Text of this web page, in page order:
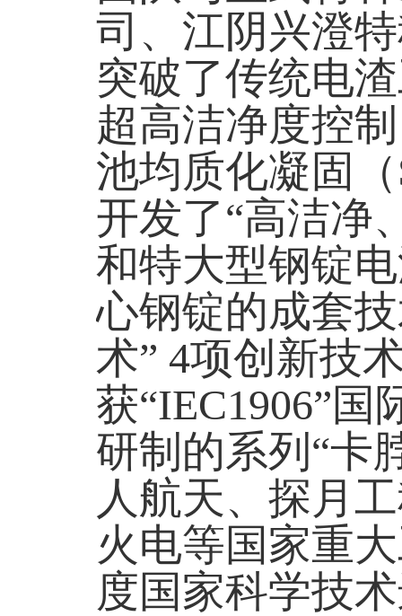
司、江阴兴澄
突破了传统电
超高洁净度控
池均质化凝固（
开发了“高洁净
和特大型钢锭
心钢锭的成套
术” 4项创新技
获“IEC1906”国
研制的系列 “卡
人航天、探月
火电等国家重
度国家科学技